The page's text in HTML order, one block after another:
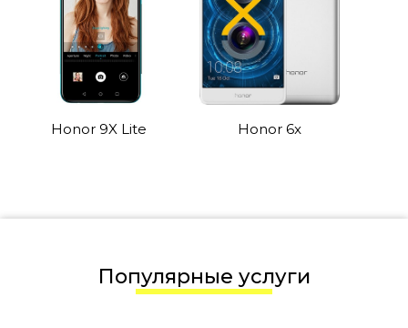
Honor 9X Lite Honor 6x
Популярные услуги